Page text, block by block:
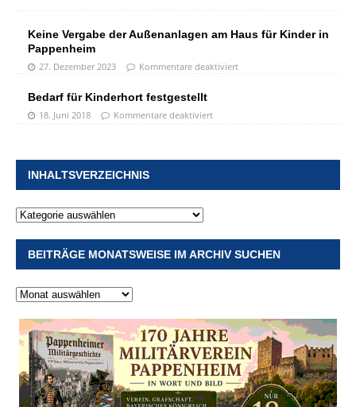
Keine Vergabe der Außenanlagen am Haus für Kinder in
Pappenheim
27. Dezember 2023 Kommentare deaktiviert
Bedarf für Kinderhort festgestellt
18. Juni 2018 Kommentare deaktiviert
INHALTSVERZEICHNIS
BEITRÄGE MONATSWEISE IM ARCHIV SUCHEN